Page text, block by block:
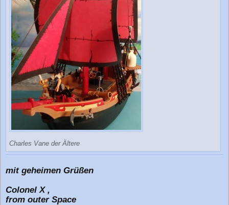
Charles Vane der Ältere
mit geheimen Grüßen
Colonel X ,
from outer Space